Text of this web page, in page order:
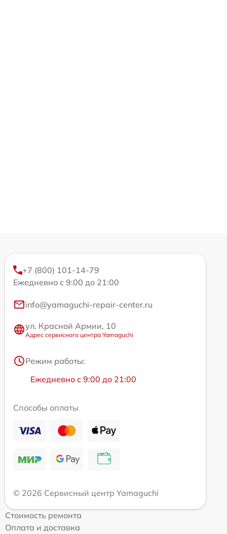
+7 (800) 101-14-79
Ежедневно с 9:00 до 21:00
info@yamaguchi-repair-center.ru
ул. Красной Армии, 10
Адрес сервисного центра Yamaguchi
Режим работы:
Ежедневно с 9:00 до 21:00
Способы оплаты
© 2026 Сервисный центр Yamaguchi
Стоимость ремонта
Оплата и доставка